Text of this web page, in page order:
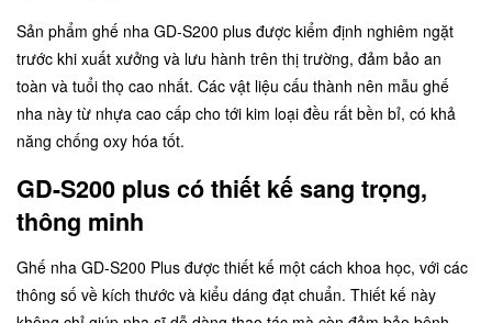
Sản phẩm ghế nha GD-S200 plus được kiểm định nghiêm ngặt
trước khi xuất xưởng và lưu hành trên thị trường, đảm bảo an
toàn và tuổi thọ cao nhất. Các vật liệu cấu thành nên mẫu ghế
nha này từ nhựa cao cấp cho tới kim loại đều rất bền bỉ, có khả
năng chống oxy hóa tốt.
GD-S200 plus có thiết kế sang trọng,
thông minh
Ghế nha GD-S200 Plus được thiết kế một cách khoa học, với các
thông số về kích thước và kiểu dáng đạt chuẩn. Thiết kế này